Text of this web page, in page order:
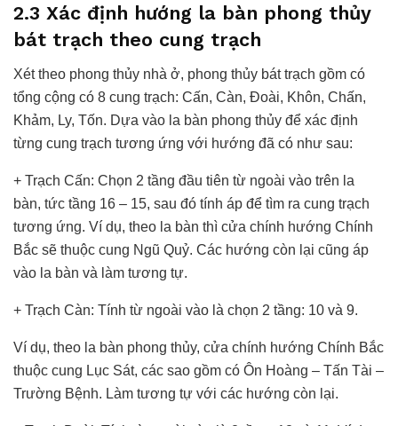
2.3 Xác định hướng la bàn phong thủy
bát trạch theo cung trạch
Xét theo phong thủy nhà ở, phong thủy bát trạch gồm có
tổng cộng có 8 cung trạch: Cấn, Càn, Đoài, Khôn, Chấn,
Khảm, Ly, Tốn. Dựa vào la bàn phong thủy để xác định
từng cung trạch tương ứng với hướng đã có như sau:
+ Trạch Cấn: Chọn 2 tầng đầu tiên từ ngoài vào trên la
bàn, tức tầng 16 – 15, sau đó tính áp để tìm ra cung trạch
tương ứng. Ví dụ, theo la bàn thì cửa chính hướng Chính
Bắc sẽ thuộc cung Ngũ Quỷ. Các hướng còn lại cũng áp
vào la bàn và làm tương tự.
+ Trạch Càn: Tính từ ngoài vào là chọn 2 tầng: 10 và 9.
Ví dụ, theo la bàn phong thủy, cửa chính hướng Chính Bắc
thuộc cung Lục Sát, các sao gồm có Ôn Hoàng – Tấn Tài –
Trường Bệnh. Làm tương tự với các hướng còn lại.